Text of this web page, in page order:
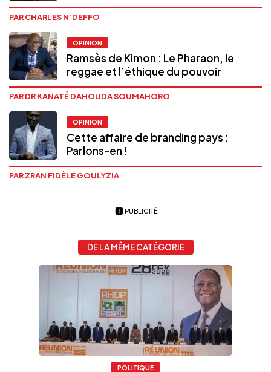
PAR CHARLES N’DEFFO
OPINION
Ramsès de Kimon : Le Pharaon, le
reggae et l’éthique du pouvoir
PAR DR KANATÉ DAHOUDA SOUMAHORO
OPINION
Cette affaire de branding pays :
Parlons-en !
PAR ZRAN FIDÈLE GOULYZIA
PUBLICITÉ
DE LA MÊME CATÉGORIE
POLITIQUE